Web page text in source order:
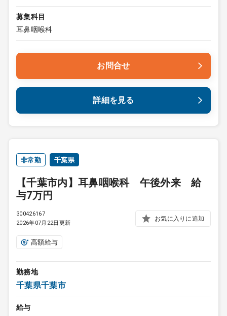
募集科目
耳鼻咽喉科
お問合せ
詳細を見る
非常勤 千葉県
【千葉市内】耳鼻咽喉科 午後外来 給
与7万円
300426167
2026年07月22日更新
お気に入りに追加
高額給与
勤務地
千葉県千葉市
給与